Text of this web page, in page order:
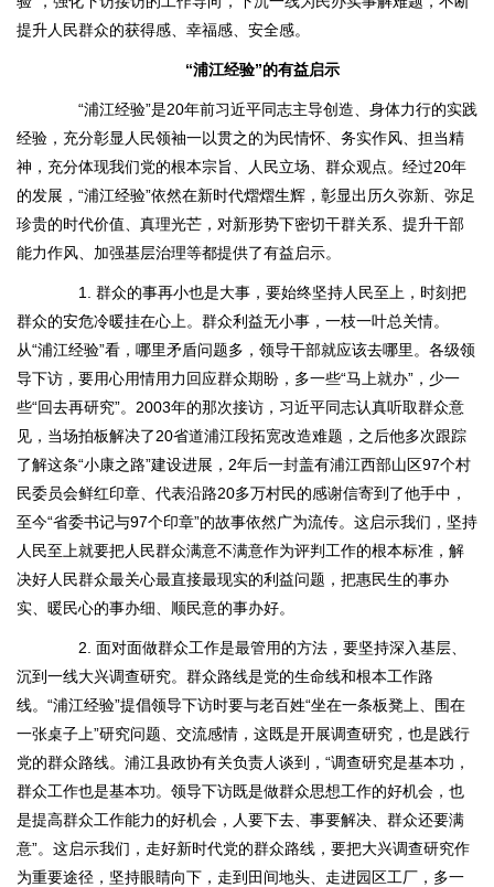
提升人民群众的获得感、幸福感、安全感。
“浦江经验”的有益启示
“浦江经验”是20年前习近平同志主导创造、身体力行的实践
经验，充分彰显人民领袖一以贯之的为民情怀、务实作风、担当精
神，充分体现我们党的根本宗旨、人民立场、群众观点。经过20年
的发展，“浦江经验”依然在新时代熠熠生辉，彰显出历久弥新、弥足
珍贵的时代价值、真理光芒，对新形势下密切干群关系、提升干部
能力作风、加强基层治理等都提供了有益启示。
1. 群众的事再小也是大事，要始终坚持人民至上，时刻把
群众的安危冷暖挂在心上。群众利益无小事，一枝一叶总关情。
从“浦江经验”看，哪里矛盾问题多，领导干部就应该去哪里。各级领
导下访，要用心用情用力回应群众期盼，多一些“马上就办”，少一
些“回去再研究”。2003年的那次接访，习近平同志认真听取群众意
见，当场拍板解决了20省道浦江段拓宽改造难题，之后他多次跟踪
了解这条“小康之路”建设进展，2年后一封盖有浦江西部山区97个村
民委员会鲜红印章、代表沿路20多万村民的感谢信寄到了他手中，
至今“省委书记与97个印章”的故事依然广为流传。这启示我们，坚持
人民至上就要把人民群众满意不满意作为评判工作的根本标准，解
决好人民群众最关心最直接最现实的利益问题，把惠民生的事办
实、暖民心的事办细、顺民意的事办好。
2. 面对面做群众工作是最管用的方法，要坚持深入基层、
沉到一线大兴调查研究。群众路线是党的生命线和根本工作路
线。“浦江经验”提倡领导下访时要与老百姓“坐在一条板凳上、围在
一张桌子上”研究问题、交流感情，这既是开展调查研究，也是践行
党的群众路线。浦江县政协有关负责人谈到，“调查研究是基本功，
群众工作也是基本功。领导下访既是做群众思想工作的好机会，也
是提高群众工作能力的好机会，人要下去、事要解决、群众还要满
意”。这启示我们，走好新时代党的群众路线，要把大兴调查研究作
为重要途径，坚持眼睛向下，走到田间地头、走进园区工厂，多一